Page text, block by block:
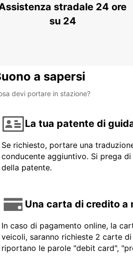
stradale 24 ore
su 24
a sapersi
devi portare in stazione?
La tua patente di
Se richiesto, portare una
conducente aggiuntivo. Si prega
della patente.
Una carta di credito a
In caso di pagamento online, la
veicoli, saranno richieste 2 carte
riportano le parole "debit card",